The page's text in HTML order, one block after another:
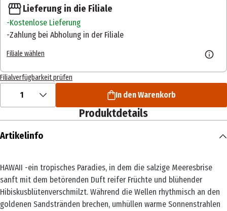
Lieferung in die Filiale
Kostenlose Lieferung
Zahlung bei Abholung in der Filiale
Filiale wählen
Filialverfügbarkeit prüfen
1 In den Warenkorb
Produktdetails
Artikelinfo
HAWAII -ein tropisches Paradies, in dem die salzige Meeresbrise
sanft mit dem betörenden Duft reifer Früchte und blühender
Hibiskusblütenverschmilzt. Während die Wellen rhythmisch an den
goldenen Sandstränden brechen, umhüllen warme Sonnenstrahlen